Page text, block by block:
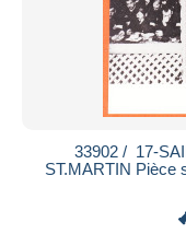
33902 / ️ 17-
ST.MARTIN Pièce